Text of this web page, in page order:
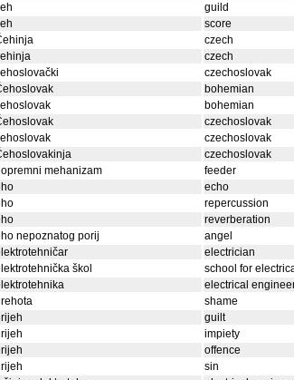
guild
score
czech
czech
czechoslovak
bohemian
bohemian
czechoslovak
czechoslovak
czechoslovak
mehanizam
feeder
echo
repercussion
reverberation
nepoznatog porij
angel
electrician
škol
school for
electrical
shame
guilt
impiety
offence
sin